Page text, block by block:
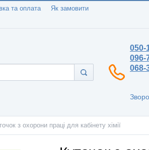
та оплата
Як замовити
050-
096-
068-
з охорони праці для кабінету хімії